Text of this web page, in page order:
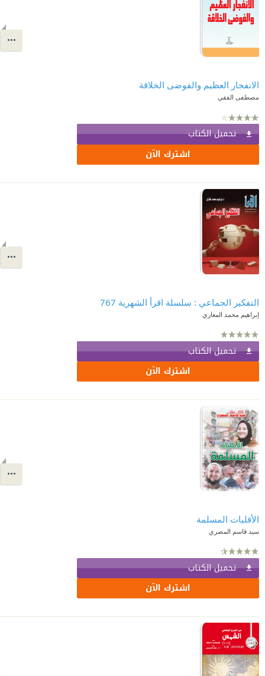
الانفجار العظيم والفوضى الخلاقة
مصطفى الفقي
تحميل الكتاب
اشترك الآن
التفكير الجماعي : سلسلة اقرأ الشهرية 767
إبراهيم محمد المغازي
تحميل الكتاب
اشترك الآن
الأقليات المسلمة
سيد قاسم المصري
تحميل الكتاب
اشترك الآن